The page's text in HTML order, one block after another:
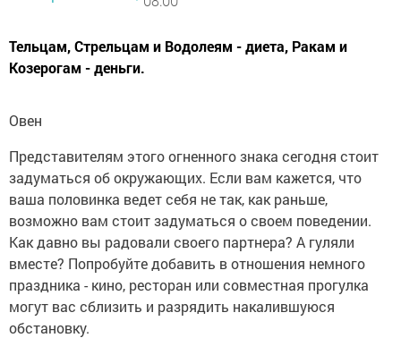
Тельцам, Стрельцам и Водолеям - диета, Ракам и
Козерогам - деньги.
Овен
Представителям этого огненного знака сегодня стоит
задуматься об окружающих. Если вам кажется, что
ваша половинка ведет себя не так, как раньше,
возможно вам стоит задуматься о своем поведении.
Как давно вы радовали своего партнера? А гуляли
вместе? Попробуйте добавить в отношения немного
праздника - кино, ресторан или совместная прогулка
могут вас сблизить и разрядить накалившуюся
обстановку.